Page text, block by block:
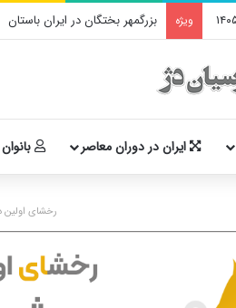
ویژه بزرگمهر بختگان در ایران باستان
ایران در دوران معاصر
رخشای اولین